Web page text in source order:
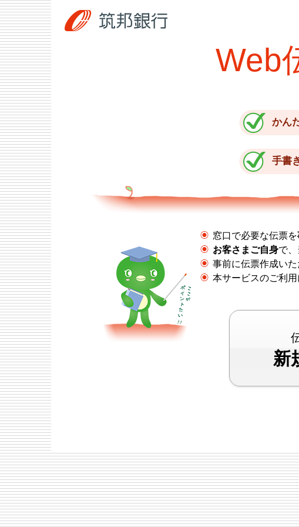
Web
かん
手書
窓口で必要な伝票を
お客さまご自身で
事前に伝票作成いた
本サービスのご利用
新